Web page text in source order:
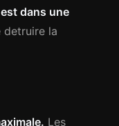
dans une
detruire la
Les